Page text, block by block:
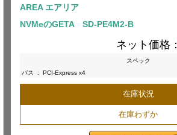
AREA エアリア
NVMeのGETA SD-PE4M2-B
ネット価格：
スペック
バス
: PCI-Express x4
在庫状況
在庫わずか